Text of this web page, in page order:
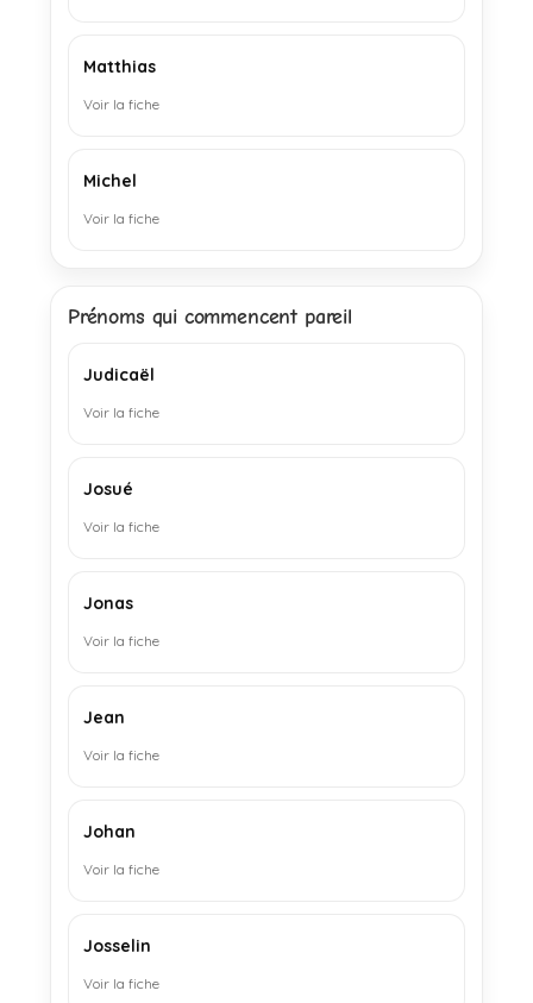
Matthias
Voir la fiche
Michel
Voir la fiche
Prénoms qui commencent pareil
Judicaël
Voir la fiche
Josué
Voir la fiche
Jonas
Voir la fiche
Jean
Voir la fiche
Johan
Voir la fiche
Josselin
Voir la fiche